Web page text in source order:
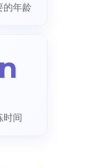
的年龄
时间